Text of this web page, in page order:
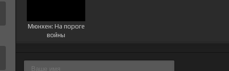
Мюнхен: На пороге
войны